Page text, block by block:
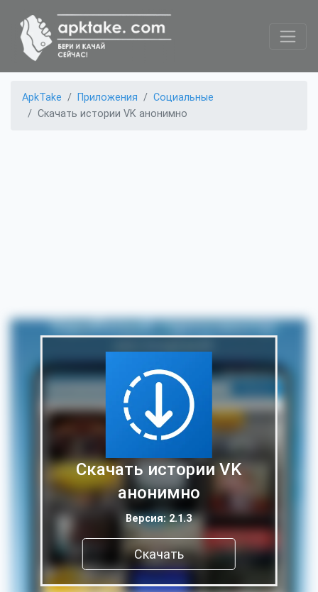
ApkTake Приложения
Социальные
Скачать истории VK анонимно
Скачать истории VK
анонимно
Версия: 2.1.3
Скачать